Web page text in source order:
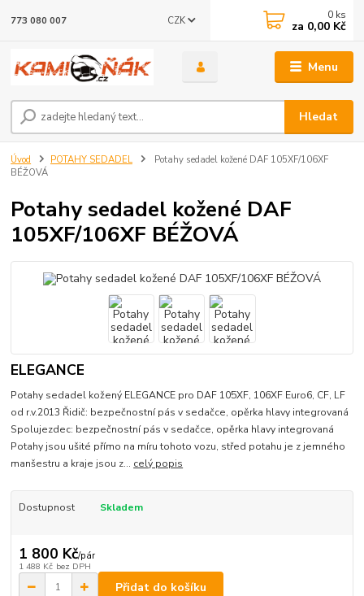
Menu
CZK
Hledat
773 080 007 0 ks
za 0,00 Kč
Úvod POTAHY SEDADEL
Potahy sedadel kožené DAF 105XF/106XF
BÉŽOVÁ
Potahy sedadel kožené DAF
105XF/106XF BÉŽOVÁ
ELEGANCE
Potahy sedadel kožený ELEGANCE pro DAF 105XF, 106XF Euro6, CF, LF
od r.v.2013 Řidič: bezpečnostní pás v sedačce, opěrka hlavy integrovaná
Spolujezdec: bezpečnostní pás v sedačce, opěrka hlavy integrovaná
Potahy jsou ušité přímo na míru tohoto vozu, střed potahu je z jemného
manšestru a kraje jsou z... celý popis
Dostupnost Skladem
1 800 Kč/pár
1 488 Kč bez DPH
Přidat do košíku